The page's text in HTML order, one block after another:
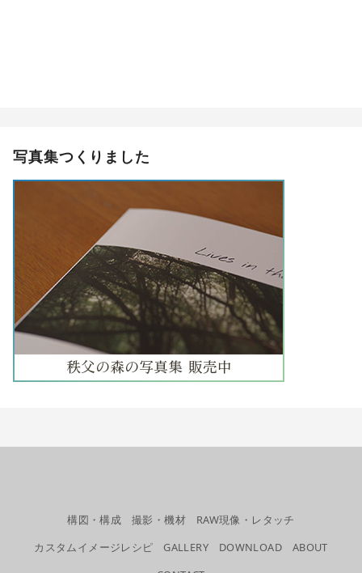
写真集つくりました
構図・構成 撮影・機材
RAW現像・レタッチ
カスタムイメージレシピ
GALLERY DOWNLOAD
ABOUT